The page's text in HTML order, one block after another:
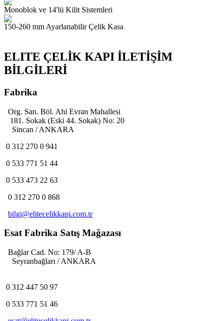
Monoblok ve 14'lü Kilit Sistemleri
150-260 mm Ayarlanabilir Çelik Kasa
ELITE ÇELİK KAPI İLETİŞİM
BİLGİLERİ
Fabrika
Org. San. Böl. Ahi Evran Mahallesi
181. Sokak (Eski 44. Sokak) No: 20
Sincan / ANKARA
0 312 270 0 941
0 533 771 51 44
0 533 473 22 63
0 312 270 0 868
bilgi@elitecelikkapi.com.tr
Esat Fabrika Satış Mağazası
Bağlar Cad. No: 179/ A-B
Seyranbağları / ANKARA
0 312 447 50 97
0 533 771 51 46